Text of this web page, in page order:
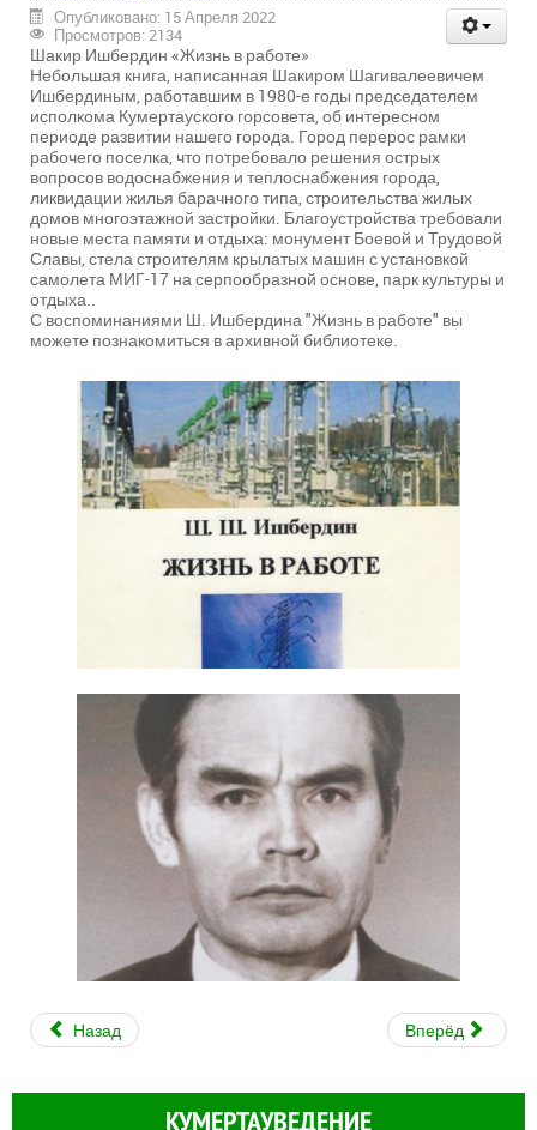
Опубликовано: 15 Апреля 2022
Просмотров: 2134
Шакир Ишбердин «Жизнь в работе»
Небольшая книга, написанная Шакиром Шагивалеевичем
Ишбердиным, работавшим в 1980-е годы председателем
исполкома Кумертауского горсовета, об интересном
периоде развитии нашего города. Город перерос рамки
рабочего поселка, что потребовало решения острых
вопросов водоснабжения и теплоснабжения города,
ликвидации жилья барачного типа, строительства жилых
домов многоэтажной застройки. Благоустройства требовали
новые места памяти и отдыха: монумент Боевой и Трудовой
Славы, стела строителям крылатых машин с установкой
самолета МИГ-17 на серпообразной основе, парк культуры и
отдыха..
С воспоминаниями Ш. Ишбердина "Жизнь в работе" вы
можете познакомиться в архивной библиотеке.
Назад Вперёд
КУМЕРТАУВЕДЕНИЕ